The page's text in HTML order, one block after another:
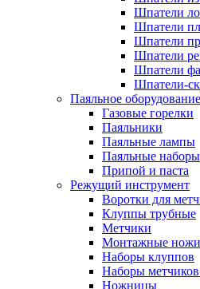
Шпатели
Шпатели
Шпатели
Шпатели
Шпатели
Шпатели-
Паяльное оборудование
Газовые горелки
Паяльники
Паяльные лампы
Паяльные наборы
Припой и паста
Режущий инструмент
Воротки для
Клуппы трубные
Метчики
Монтажные ножи
Наборы клуппов
Наборы
Ножницы